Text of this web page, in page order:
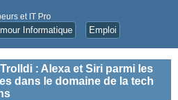
et IT Pro
Informatique Emploi
Trolldi : Alexa et Siri parmi les
dans le domaine de la tech